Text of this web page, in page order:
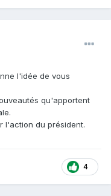
l'idée de vous
qu'apportent
l'action du président.
4